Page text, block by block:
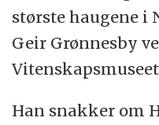
største haugene i
Geir Grønnesby
Han snakker om